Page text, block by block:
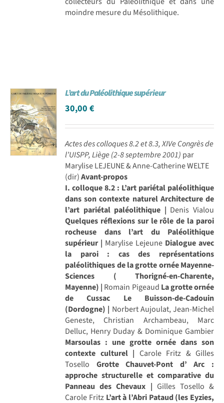
moindre mesure du Mésolithique.
L’art du Paléolithique supérieur
30,00€
Actes des colloques 8.2 et 8.3, XIVe Congrès de
l’UISPP, Liège (2-8 septembre 2001) par
Marylise LEJEUNE & Anne-Catherine WELTE
(dir)Avant-propos
I. colloque 8.2 : L’art pariétal paléolithique
dans son contexte naturel Architecture de
l’art pariétal paléolithique | Denis Vialou
Quelques réflexions sur le rôle de la paroi
rocheuse dans l’art du Paléolithique
supérieur | Marylise Lejeune Dialogue avec
la paroi : cas des représentations
paléolithiques de la grotte ornée Mayenne-
Sciences ( Thorigné-en-Charente,
Mayenne) | Romain Pigeaud La grotte ornée
de Cussac Le Buisson-de-Cadouin
(Dordogne) | Norbert Aujoulat, Jean-Michel
Geneste, Christian Archambeau, Marc
Delluc, Henry Duday & Dominique Gambier
Marsoulas : une grotte ornée dans son
contexte culturel | Carole Fritz & Gilles
Tosello Grotte Chauvet-Pont d’ Arc :
approche structurelle et comparative du
Panneau des Chevaux | Gilles Tosello &
Carole Fritz L’art à l’Abri Pataud (les Eyzies,